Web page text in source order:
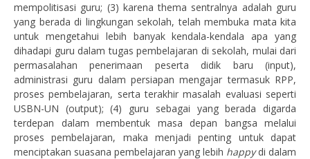
mempolitisasi guru; (3) karena thema sentralnya adalah guru
yang berada di lingkungan sekolah, telah membuka mata kita
untuk mengetahui lebih banyak kendala-kendala apa yang
dihadapi guru dalam tugas pembelajaran di sekolah, mulai dari
permasalahan penerimaan peserta didik baru (input),
administrasi guru dalam persiapan mengajar termasuk RPP,
proses pembelajaran, serta terakhir masalah evaluasi seperti
USBN-UN (output); (4) guru sebagai yang berada digarda
terdepan dalam membentuk masa depan bangsa melalui
proses pembelajaran, maka menjadi penting untuk dapat
menciptakan suasana pembelajaran yang lebih happydi dalam